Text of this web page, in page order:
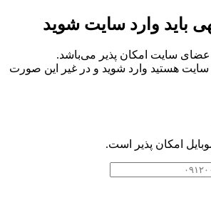
باید وارد سایت شوید
اعضای سایت امکان پذیر می‌باشد.
هستید وارد شوید و در غیر این صورت
امکان پذیر است.